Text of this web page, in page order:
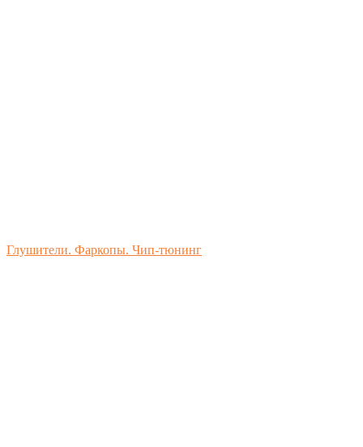
Глушители. Фаркопы. Чип-тюнинг